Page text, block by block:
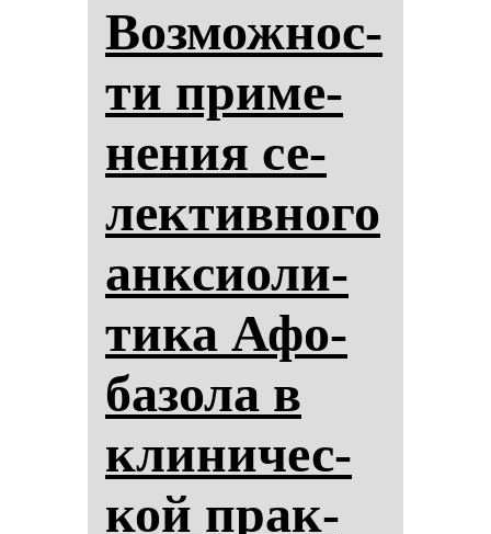
Воз­мож­нос­
ти при­ме­
не­ния се­
лек­тив­но­го
ан­кси­оли­
ти­ка Афо­
ба­зо­ла в
кли­ни­чес­
кой прак­